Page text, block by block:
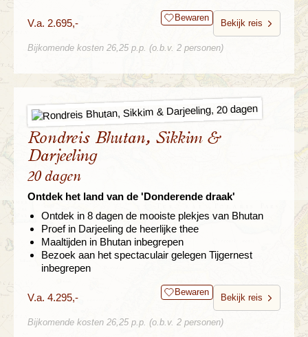
V.a. 2.695,- Bewaren
Bekijk reis
Bijkomende kosten 26,25 p.p. (o.b.v. 2 personen)
Rondreis Bhutan, Sikkim &
Darjeeling
20 dagen
Ontdek het land van de 'Donderende draak'
Ontdek in 8 dagen de mooiste plekjes van Bhutan
Proef in Darjeeling de heerlijke thee
Maaltijden in Bhutan inbegrepen
Bezoek aan het spectaculair gelegen Tijgernest
inbegrepen
V.a. 4.295,- Bewaren
Bekijk reis
Bijkomende kosten 26,25 p.p. (o.b.v. 2 personen)